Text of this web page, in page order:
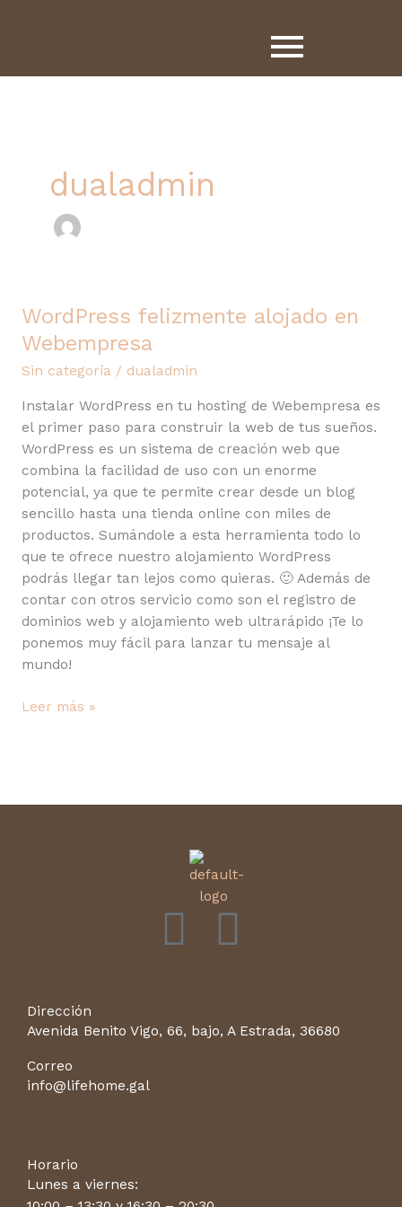
dualadmin
WordPress felizmente alojado en
Webempresa
Sin categoría / dualadmin
Instalar WordPress en tu hosting de Webempresa es
el primer paso para construir la web de tus sueños.
WordPress es un sistema de creación web que
combina la facilidad de uso con un enorme
potencial, ya que te permite crear desde un blog
sencillo hasta una tienda online con miles de
productos. Sumándole a esta herramienta todo lo
que te ofrece nuestro alojamiento WordPress
podrás llegar tan lejos como quieras. 🙂 Además de
contar con otros servicio como son el registro de
dominios web y alojamiento web ultrarápido ¡Te lo
ponemos muy fácil para lanzar tu mensaje al
mundo!
WordPress
felizmente
alojado
en
Webempresa
Leer más »
F
c
I
s
Dirección
Avenida Benito Vigo, 66, bajo, A Estrada, 36680
Correo
info@lifehome.gal
Horario
Lunes a viernes: